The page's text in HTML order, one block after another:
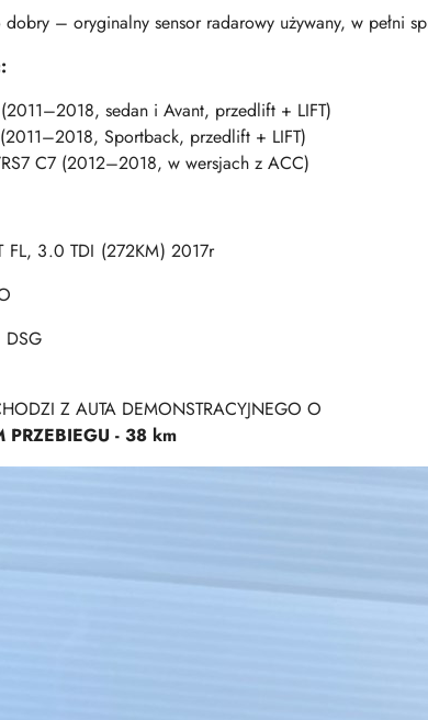
– oryginalny sensor radarowy używany, w pełni
sedan i Avant, przedlift + LIFT)
Sportback, przedlift + LIFT)
C7 (2012–2018, w wersjach z ACC)
FL, 3.0 TDI (272KM) 2017r
Z AUTA DEMONSTRACYJNEGO O
PRZEBIEGU - 38 km